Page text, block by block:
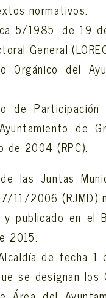
normativos:
5/1985, de 19
General
Orgánico del
de Participación
de
de 2004 (RPC).
las Juntas
11/2006 (RJMD)
y publicado en el
2015.
de fecha 1
se designan los